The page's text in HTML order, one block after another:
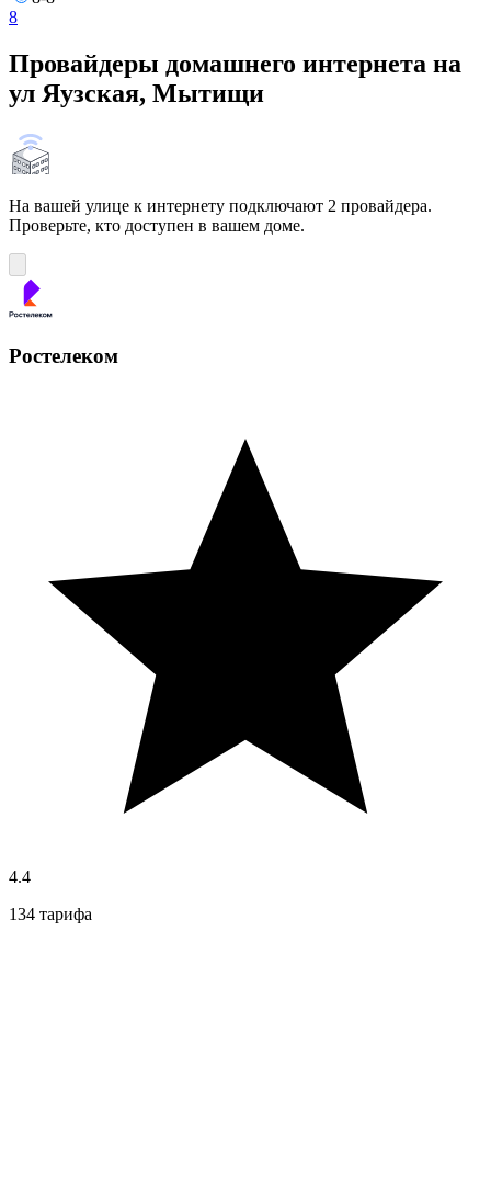
8
Провайдеры домашнего интернета на
ул Яузская, Мытищи
На вашей улице к интернету подключают 2 провайдера.
Проверьте, кто доступен в вашем доме.
Ростелеком
4.4
134 тарифа